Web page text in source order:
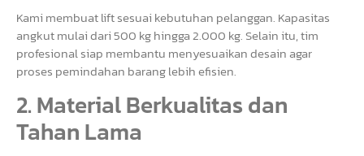
Kami membuat lift sesuai kebutuhan pelanggan. Kapasitas
angkut mulai dari 500 kg hingga 2.000 kg. Selain itu, tim
profesional siap membantu menyesuaikan desain agar
proses pemindahan barang lebih efisien.
2. Material Berkualitas dan
Tahan Lama